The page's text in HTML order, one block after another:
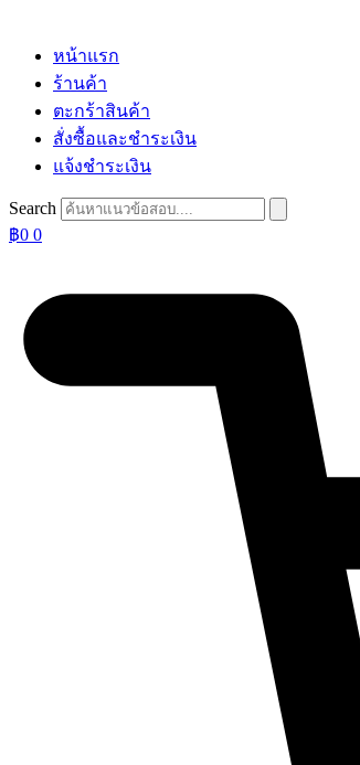
หน้าแรก
ร้านค้า
ตะกร้าสินค้า
สั่งซื้อและชำระเงิน
แจ้งชำระเงิน
Search
฿0 0